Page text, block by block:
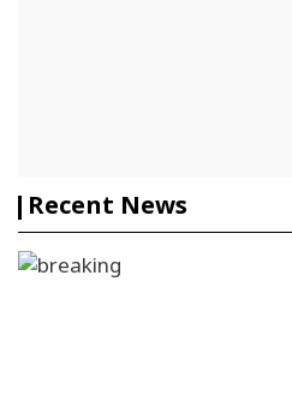
Recent News